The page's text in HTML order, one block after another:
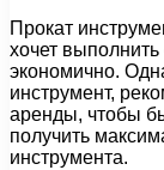
Прокат
хочет
экономично.
инструмент,
аренды, чтобы
получить
инструмента.